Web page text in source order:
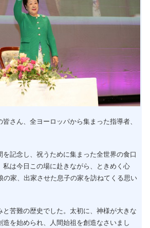
さん、全ヨーロッパから集まった指導者、
記念し、祝うために集まった全世界の食口
私は今日この場に赴きながら、ときめく心
の家、出家させた息子の家を訪ねてくる思い
と苦難の歴史でした。太初に、神様が大きな
を始められ、人間始祖を創造なさいまし